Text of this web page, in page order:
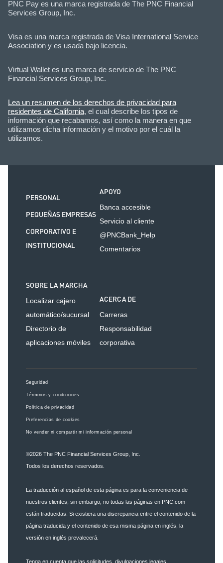
PNC Pay es una marca registrada de The PNC Financial
Services Group, Inc.
Visa es una marca registrada de Visa International Service
Association y es usada bajo licencia.
Virtual Wallet es una marca de servicio de The PNC
Financial Services Group, Inc.
Lea un resumen de los derechos de privacidad para
residentes de California, el cual describe los tipos de
información que recabamos, así como la manera en que
utilizamos dicha información y el motivo por el cuál la
utilizamos.
PERSONAL
PEQUEÑAS EMPRESAS
CORPORATIVO E
INSTITUCIONAL
APOYO
Banca accesible
Servicio al cliente
@PNCBank_Help
Comentarios
SOBRE LA MARCHA
Localizar cajero
automático/sucursal
Directorio de
aplicaciones móviles
ACERCA DE
Carreras
Responsabilidad
corporativa
Seguridad
Términos y condiciones
Política de privacidad
Preferencias de cookies
No vender ni compartir mi información personal
©2026 The PNC Financial Services Group, Inc.
Todos los derechos reservados.
La traducción al español de esta página es para la conveniencia de
nuestros clientes; sin embargo, no todas las páginas en PNC.com
están traducidas. Si existiera una discrepancia entre el contenido de la
página traducida y el contenido de esa misma página en inglés, la
versión en inglés prevalecerá.
Tenga en cuenta que las solicitudes, divulgaciones legales,